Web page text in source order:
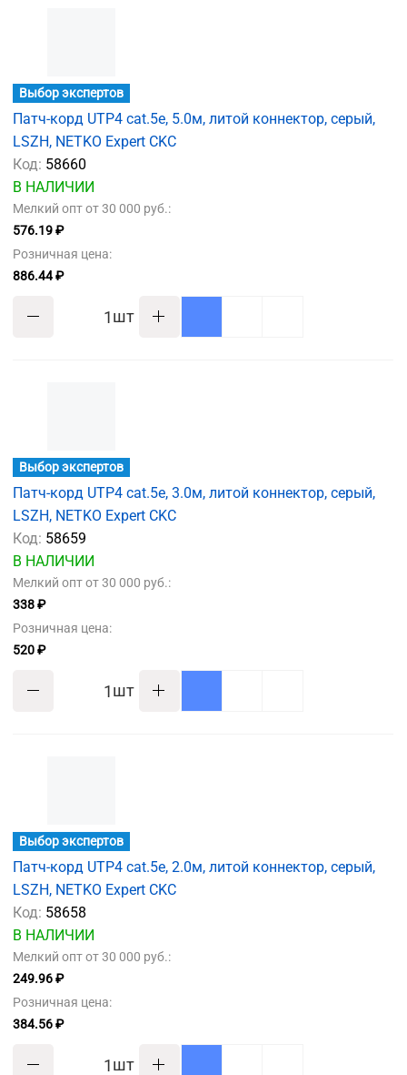
Выбор экспертов
Патч-корд UTP4 cat.5e, 5.0м, литой коннектор, серый,
LSZH, NETKO Expert CKC
Код: 58660
В НАЛИЧИИ
Мелкий опт от 30 000 руб.:
576.19 ₽
Розничная цена:
886.44 ₽
шт
Выбор экспертов
Патч-корд UTP4 cat.5e, 3.0м, литой коннектор, серый,
LSZH, NETKO Expert CKC
Код: 58659
В НАЛИЧИИ
Мелкий опт от 30 000 руб.:
338 ₽
Розничная цена:
520 ₽
шт
Выбор экспертов
Патч-корд UTP4 cat.5e, 2.0м, литой коннектор, серый,
LSZH, NETKO Expert CKC
Код: 58658
В НАЛИЧИИ
Мелкий опт от 30 000 руб.:
249.96 ₽
Розничная цена:
384.56 ₽
шт